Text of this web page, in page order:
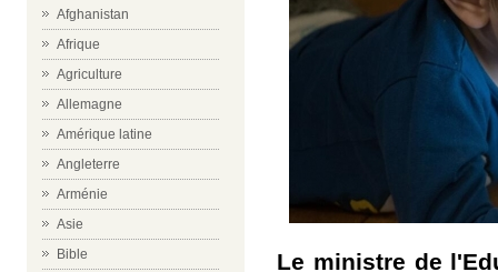
Afghanistan
Afrique
Agriculture
Allemagne
Amérique latine
Angleterre
Arménie
Asie
Bible
Le ministre de